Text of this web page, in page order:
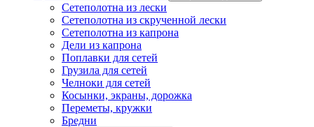
Сетеполотна из лески
Сетеполотна из скрученной лески
Сетеполотна из капрона
Дели из капрона
Поплавки для сетей
Грузила для сетей
Челноки для сетей
Косынки, экраны, дорожка
Переметы, кружки
Бредни